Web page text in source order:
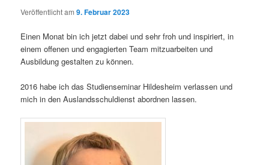
Veröffentlicht am9. Februar 2023
Einen Monat bin ich jetzt dabei und sehr froh und inspiriert, in
einem offenen und engagierten Team mitzuarbeiten und
Ausbildung gestalten zu können.
2016 habe ich das Studienseminar Hildesheim verlassen und
mich in den Auslandsschuldienst abordnen lassen.